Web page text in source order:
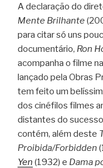
A declaração do
Mente Brilhante
para citar só uns
documentário, Ron
acompanha o filme
lançado pela Obras
tem feito um
dos cinéfilos filmes
distantes do
contém, além deste
Proibida/Forbidden
Yen (1932) e Dama